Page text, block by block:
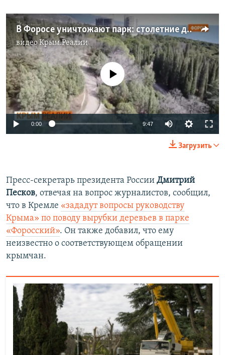
В Форосе уничтожают парк: столетние деревья идут под бульдозер | Крым.Реалии ТВ (видео)
видеоКрым.Реалии
720p 1080p
No media source currently available
0:00 9:47 Auto
240p
720p
1080p
Загрузить
Пресс-секретарь президента России Дмитрий
Песков, отвечая на вопрос журналистов, сообщил,
что в Кремле «зададут вопросы руководству
Крыма» по поводу вырубки деревьев в парке
«Форосский». Он также добавил, что ему
неизвестно о соответствующем обращении
крымчан.